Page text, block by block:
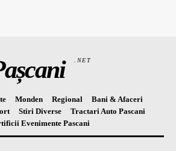
.NET
Monden Regional
Bani & Afaceri
Stiri Diverse
Tractari Auto Pascani
Evenimente Pascani